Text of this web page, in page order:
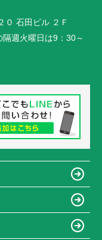
０ 石田ビル ２Ｆ
週火曜日は9：30～